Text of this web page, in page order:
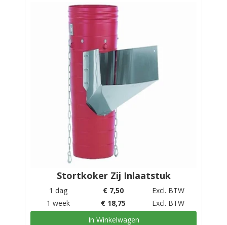
Stortkoker Zij Inlaatstuk
1 dag € 7,50
Excl. BTW
1 week
€ 18,75
Excl. BTW
In Winkelwagen